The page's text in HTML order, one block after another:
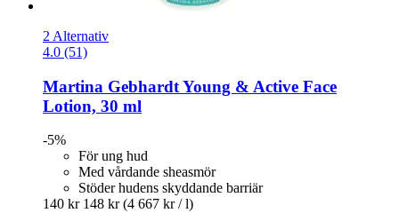
2 Alternativ
4.0 (51)
Martina GebhardtYoung & Active Face
Lotion, 30 ml
-5%
För ung hud
Med vårdande sheasmör
Stöder hudens skyddande barriär
140 kr 148 kr (4 667 kr / l)